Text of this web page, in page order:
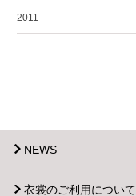
2011
NEWS
衣裳のご利用について